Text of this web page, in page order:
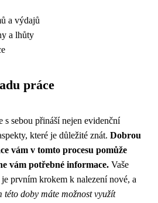
a výdajů
a lhůty
práce
s sebou přináší nejen evidenční
které je důležité znát. Dobrou
vám v tomto procesu pomůže
vám potřebné informace. Vaše
je prvním krokem k nalezení nové, a
této doby máte možnost využít